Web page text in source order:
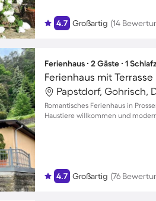
4.7 Großartig (14
Ferienhaus ∙ 2 Gäste ∙ 1
Ferienhaus mit
Papstdorf, Gohrisch,
Romantisches Ferienhaus in
Haustiere willkommen und
4.7 Großartig (76